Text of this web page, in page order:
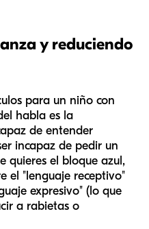
y reduciendo
para un niño con
habla es la
de entender
incapaz de pedir un
quieres el bloque azul,
el "lenguaje receptivo"
expresivo" (lo que
a rabietas o